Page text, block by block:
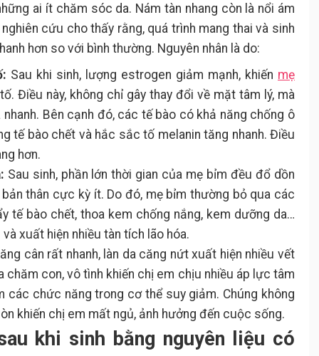
ai ít chăm sóc da. Nám tàn nhang còn là nổi ám
cứu cho thấy rằng, quá trình mang thai và sinh
hơn so với bình thường. Nguyên nhân là do:
Sau khi sinh, lượng estrogen giảm mạnh, khiến mẹ
Điều này, không chỉ gây thay đổi về mặt tâm lý, mà
Bên cạnh đó, các tế bào có khả năng chống ô
tế bào chết và hắc sắc tố melanin tăng nhanh. Điều
hơn.
Sau sinh, phần lớn thời gian của mẹ bỉm đều đổ dồn
thân cực kỳ ít. Do đó, mẹ bỉm thường bỏ qua các
tế bào chết, thoa kem chống nắng, kem dưỡng da…
xuất hiện nhiều tàn tích lão hóa.
cân rất nhanh, làn da căng nứt xuất hiện nhiều vết
chăm con, vô tình khiến chị em chịu nhiều áp lực tâm
các chức năng trong cơ thể suy giảm. Chúng không
khiến chị em mất ngủ, ảnh hưởng đến cuộc sống.
khi sinh bằng nguyên liệu có